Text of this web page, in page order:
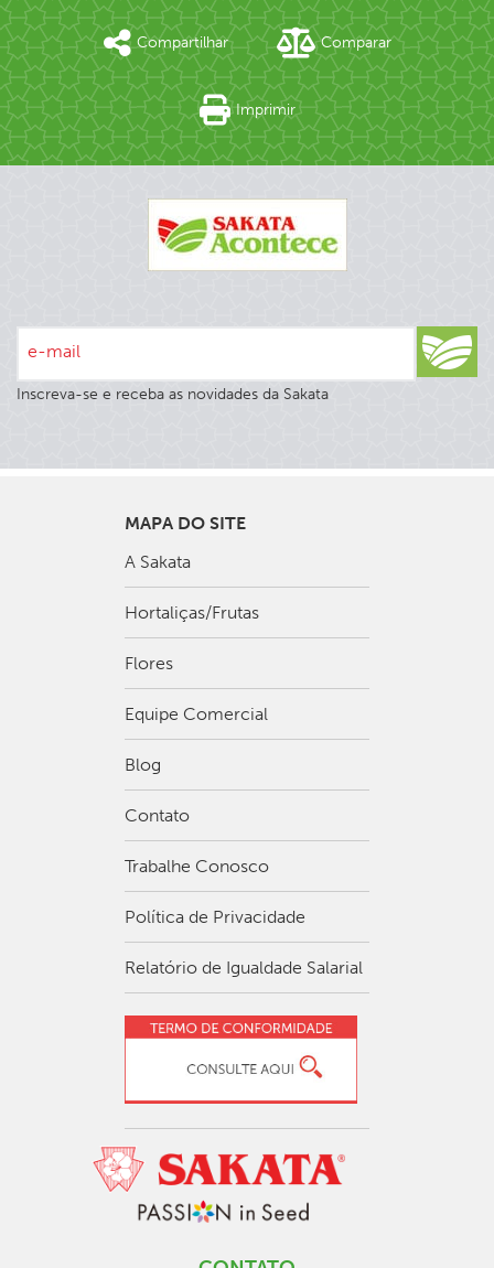
Compartilhar Comparar
Imprimir
e-mail
Inscreva-se e receba as novidades da Sakata
MAPA DO SITE
A Sakata
Hortaliças/Frutas
Flores
Equipe Comercial
Blog
Contato
Trabalhe Conosco
Política de Privacidade
Relatório de Igualdade Salarial